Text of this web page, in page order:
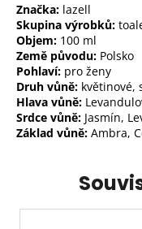
Značka: lazell
Skupina výrobků:
Objem: 100 ml
Země původu: Polsko
Pohlaví: pro ženy
Druh vůně: květinové,
Hlava vůně:
Srdce vůně: Jasmín,
Základ vůně: Ambra,